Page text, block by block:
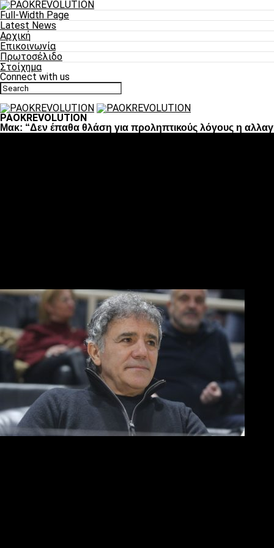
Full-Width Page
Latest News
Αρχική
Επικοινωνία
Πρωτοσέλιδο
Στοίχημα
Connect with us
PAOKREVOLUTION
Μακ: “Δεν έπαθα θλάση για προληπτικούς λόγους η